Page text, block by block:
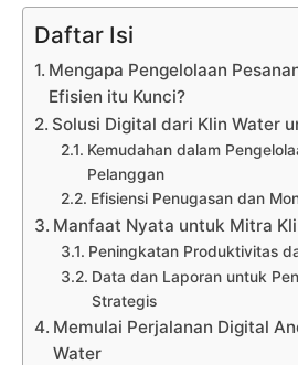
Daftar Isi
Mengapa Pengelolaan
Efisien itu Kunci?
Solusi Digital dari Klin Water
Kemudahan dalam
Pelanggan
Efisiensi Penugasan dan
Manfaat Nyata untuk Mitra
Peningkatan Produktivitas
Data dan Laporan untuk
Strategis
Memulai Perjalanan Digital
Water